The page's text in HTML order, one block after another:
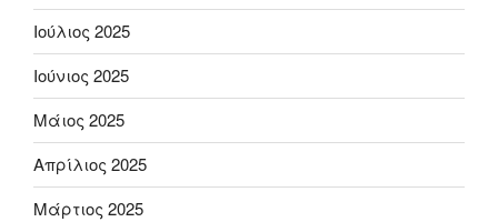
Ιούλιος 2025
Ιούνιος 2025
Μάιος 2025
Απρίλιος 2025
Μάρτιος 2025